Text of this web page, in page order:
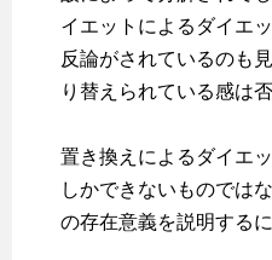
イエットによるダイエ
反論がされているのも
り替えられている感は
置き換えによるダイエ
しかできないものでは
の存在意義を説明する